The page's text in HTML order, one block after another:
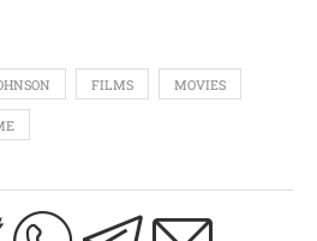
FILMS MOVIES